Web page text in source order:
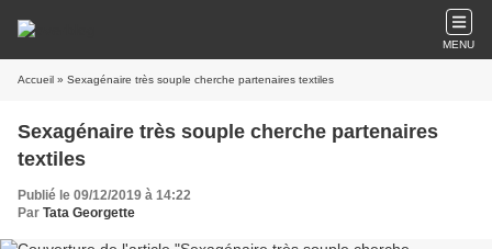
MENU
Accueil » Sexagénaire très souple cherche partenaires textiles
Sexagénaire très souple cherche partenaires
textiles
Publié le 09/12/2019 à 14:22
Par Tata Georgette